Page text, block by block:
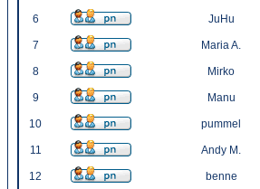
6 JuHu
7 Maria A.
8 Mirko
9 Manu
10 pummel
11 Andy M.
12 benne